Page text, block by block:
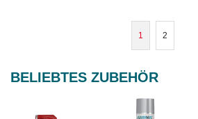
Seite
Sie
gerade
Seite
1 Seite
2
BELIEBTES ZUBEHÖR